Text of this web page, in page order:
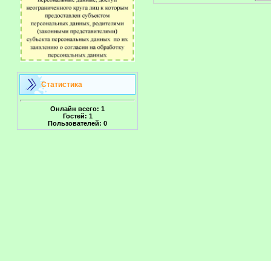
Статистика
Онлайн всего: 1
Гостей: 1
Пользователей: 0